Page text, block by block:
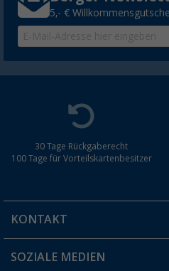
5,- €
30 Tage Rückgaberecht
100 Tage für Vorteilskartenbesitzer
KONTAKT
Du hast eine Frage?
SOZIALE MEDIEN